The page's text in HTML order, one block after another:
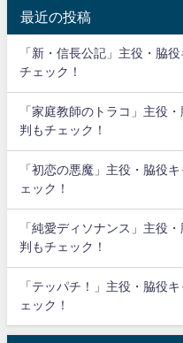
最近の投稿
「新・信長公記」主役・脇
チェック！
「家庭教師のトラコ」主役
判もチェック！
「初恋の悪魔」主役・脇役
ェック！
「純愛ディソナンス」主役
判もチェック！
「テッパチ！」主役・脇役
ェック！